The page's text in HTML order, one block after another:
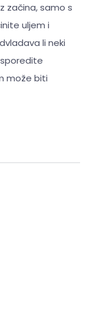
začina, samo s
uljem i
li neki
može biti